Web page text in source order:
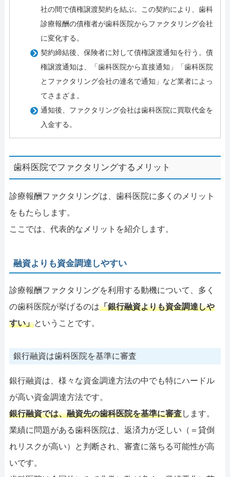
社の間で債権譲渡契約を結ぶ。この契約により、歯科
診療報酬の債権者が歯科医院からファクタリング会社
に変化する。
契約締結後、保険者に対して債権譲渡通知を行う。債
権譲渡通知は、「歯科医院から直接通知」「歯科医院
とファクタリング会社の連名で通知」など業者によっ
てさまざま。
通知後、ファクタリング会社は歯科医院に買取代金を
入金する。
歯科医院でファクタリングするメリット
診療報酬ファクタリングは、歯科医院に多くのメリット
をもたらします。
ここでは、代表的なメリットを紹介します。
融資よりも資金調達しやすい
診療報酬ファクタリングを利用する動機について、多く
の歯科医院が挙げるのは「銀行融資よりも資金調達しや
すい」ということです。
銀行融資は歯科医院を基準に審査
銀行融資は、様々な資金調達方法の中でも特にハードル
が高い資金調達方法です。
銀行融資では、融資先の歯科医院を基準に審査します。
業績に問題がある歯科医院は、返済力が乏しい（＝貸倒
れリスクが高い）と判断され、審査に落ちる可能性が高
いです。